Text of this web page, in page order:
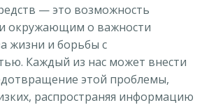
— это возможность
окружающим о важности
жизни и борьбы с
Каждый из нас может внести
этой проблемы,
распространяя информацию